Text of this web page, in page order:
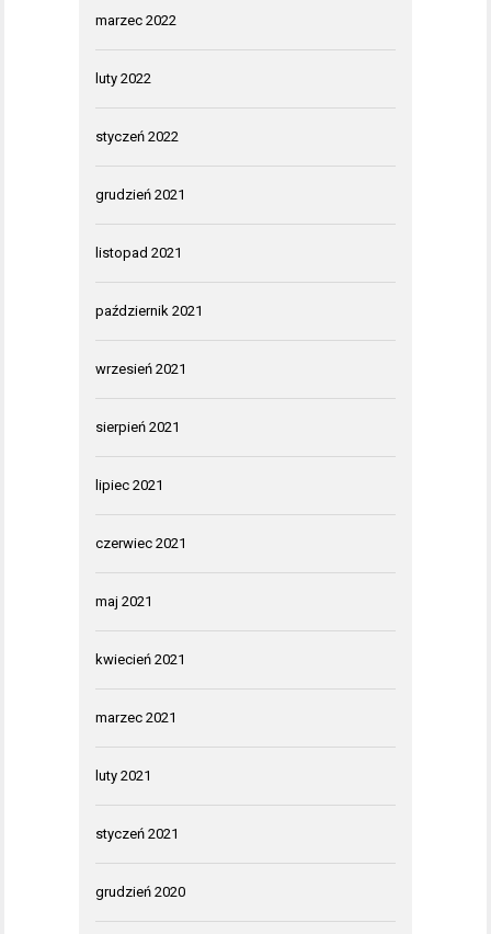
marzec 2022
luty 2022
styczeń 2022
grudzień 2021
listopad 2021
październik 2021
wrzesień 2021
sierpień 2021
lipiec 2021
czerwiec 2021
maj 2021
kwiecień 2021
marzec 2021
luty 2021
styczeń 2021
grudzień 2020